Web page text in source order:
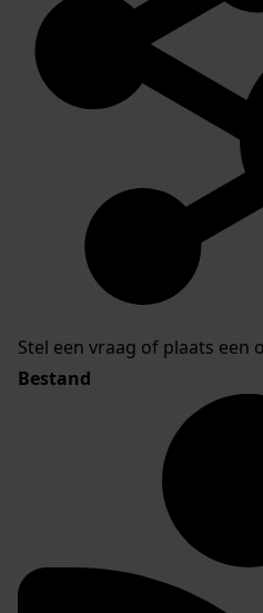
Stel een vraag of plaats
Bestand